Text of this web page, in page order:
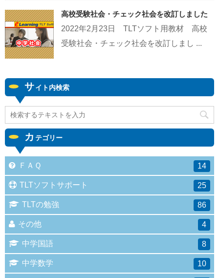
高校受験社会・チェック社会を改訂しました
2022年2月23日 TLTソフト用教材 高校
受験社会・チェック社会を改訂しまし ...
サイト内検索
カ テゴリー
ＦＡＱ 14
TLTソフトサポート 25
TLTの勉強 86
その他 4
中学国語 8
中学数学 10